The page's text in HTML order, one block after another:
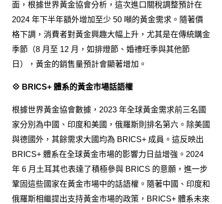
面，根據世界黃金協會分析，這次進口關稅調整預計在
2024 年下半年額外增加至少 50 噸的黃金需求。隨著價
格下調，消費者對黃金興趣大幅上升，尤其是在傳統購金
季節（8 月至 12 月，如排燈節、婚禮旺季與其他節
日），黃金的銷售量預計會顯著增加。
💠 BRICS+ 體系的黃金市場話語權
根據世界黃金協會數據，2023 年全球黃金需求前三名國
家分別為中國、印度和美國，俄羅斯則排名第六。除美國
與德國外，其餘需求大國均為 BRICS+ 成員。這反映出
BRICS+ 體系在全球黃金市場的影響力日益增強。2024
年 6 月土耳其也表達了積極參與 BRICS 的意願，進一步
鞏固這些國家在黃金市場中的話語權。隨著中國、印度和
俄羅斯相繼提出支持黃金市場的政策，BRICS+ 體系未來